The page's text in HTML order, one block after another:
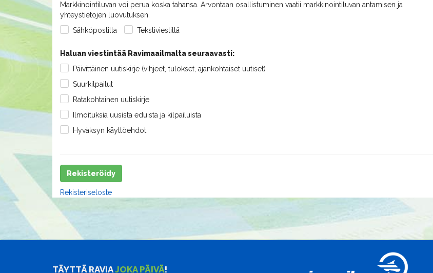
Markkinointiluvan voi perua koska tahansa. Arvontaan osallistuminen vaatii markkinointiluvan antamisen ja
yhteystietojen luovutuksen.
Sähköpostilla
Tekstiviestillä
Haluan viestintää Ravimaailmalta seuraavasti:
Päivittäinen uutiskirje (vihjeet, tulokset, ajankohtaiset uutiset)
Suurkilpailut
Ratakohtainen uutiskirje
Ilmoituksia uusista eduista ja kilpailuista
Hyväksyn käyttöehdot
Rekisteröidy
Rekisteriseloste
TÄYTTÄ RAVIAJOKA PÄIVÄ!